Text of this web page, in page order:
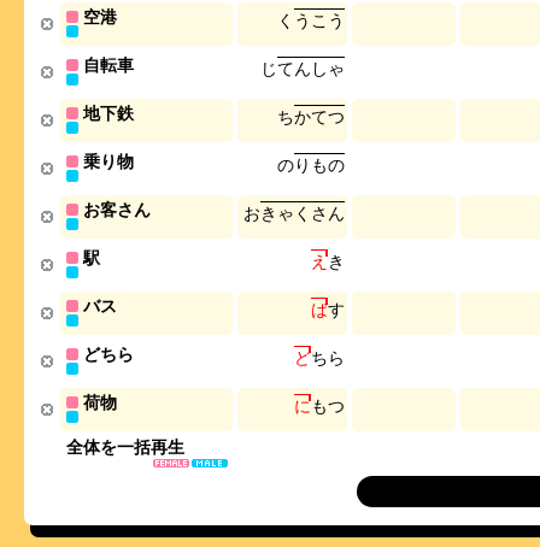
全体を一括再生
空港 く う こ う
自転車 じてん し ゃ
地下鉄 ちかてつ
乗り物 のり もの
お客さん おき ゃ く さ ん
駅 えき
バス ばす
どちら どちら
荷物 にもつ